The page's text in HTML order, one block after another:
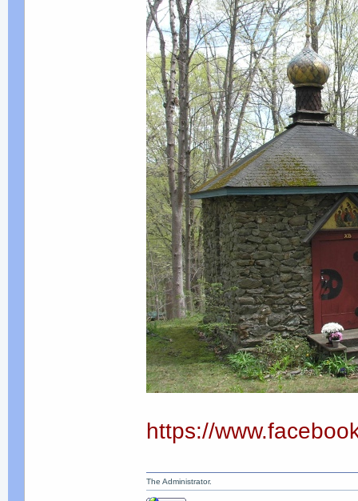
https://
The Administrator.